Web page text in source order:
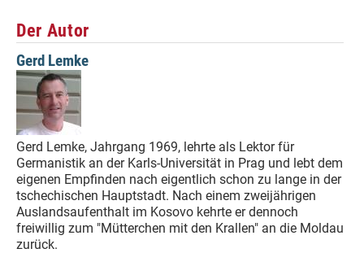
Der Autor
Gerd Lemke
Gerd Lemke, Jahrgang 1969, lehrte als Lektor für
Germanistik an der Karls-Universität in Prag und lebt dem
eigenen Empfinden nach eigentlich schon zu lange in der
tschechischen Hauptstadt. Nach einem zweijährigen
Auslandsaufenthalt im Kosovo kehrte er dennoch
freiwillig zum "Mütterchen mit den Krallen" an die Moldau
zurück.